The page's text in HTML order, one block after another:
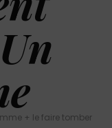
+ le faire tomber